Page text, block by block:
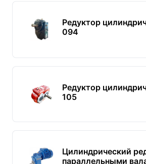
Редуктор
094
Редуктор
105
Цилиндрический
параллельными